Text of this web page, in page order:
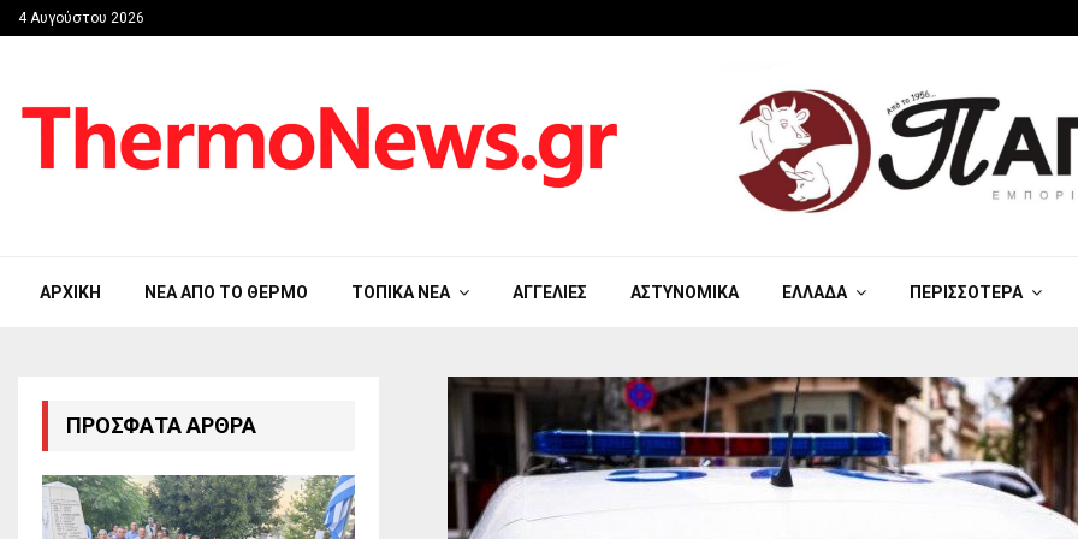
4 Αυγούστου 2026
ΑΡΧΙΚΉ ΝΈΑ ΑΠΟ ΤΟ ΘΈΡΜΟ ΤΟΠΙΚΆ ΝΈΑ ΑΓΓΕΛΊΕΣ ΑΣΤΥΝΟΜΙΚΆ ΕΛΛΆΔΑ ΠΕΡΙΣΣΌΤΕΡΑ
ΠΡΌΣΦΑΤΑ ΆΡΘΡΑ